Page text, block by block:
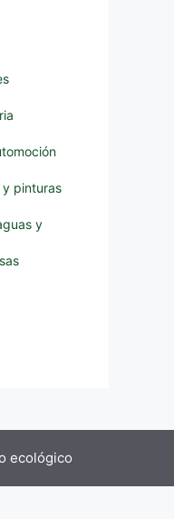
pinturas
y
ecológico